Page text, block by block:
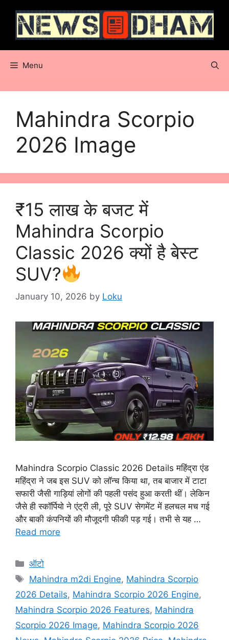
content
Menu
Mahindra Scorpio
2026 Image
₹15 लाख के बजट में
Mahindra Scorpio
Classic 2026 क्यों है बेस्ट
SUV?
January 10, 2026 by Loku
Mahindra Scorpio Classic 2026 Details महिंद्रा एंड
महिंद्रा ने जब इस SUV को लॉन्च किया था, तब बाजार में टाटा
सफारी जैसी गाड़ियां लोगों की पहली पसंद हुआ करती थीं। लेकिन
जैसे ही स्कॉर्पियो ने एंट्री ली, पूरे SUV सेगमेंट में हलचल मच गई
और बाकी कंपनियों की मौजूदगी फीकी पड़ गई। तभी से यह …
Read more
Categories
ऑटो
Tags
Mahindra m2di Engine, Mahindra Scorpio
2026 Details, Mahindra Scorpio 2026 Engine,
Mahindra Scorpio 2026 Features, Mahindra
Scorpio 2026 Image, Mahindra Scorpio 2026